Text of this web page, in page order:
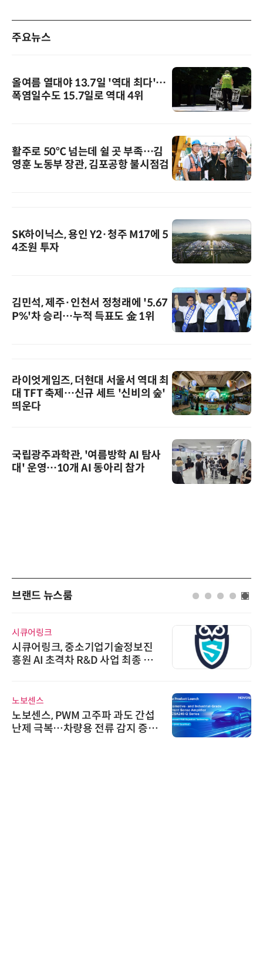
주요뉴스
올여름 열대야 13.7일 '역대 최다'…
폭염일수도 15.7일로 역대 4위
활주로 50℃ 넘는데 쉴 곳 부족…김
영훈 노동부 장관, 김포공항 불시점검
SK하이닉스, 용인 Y2·청주 M17에 5
4조원 투자
김민석, 제주·인천서 정청래에 '5.67
P%'차 승리…누적 득표도 金 1위
라이엇게임즈, 더현대 서울서 역대 최
대 TFT 축제…신규 세트 '신비의 숲'
띄운다
국립광주과학관, '여름방학 AI 탐사
대' 운영…10개 AI 동아리 참가
브랜드 뉴스룸
시큐어링크
시큐어링크, 중소기업기술정보진
흥원 AI 초격차 R&D 사업 최종 선
노보센스
노보센스, PWM 고주파 과도 간섭
난제 극복…차량용 전류 감지 증폭